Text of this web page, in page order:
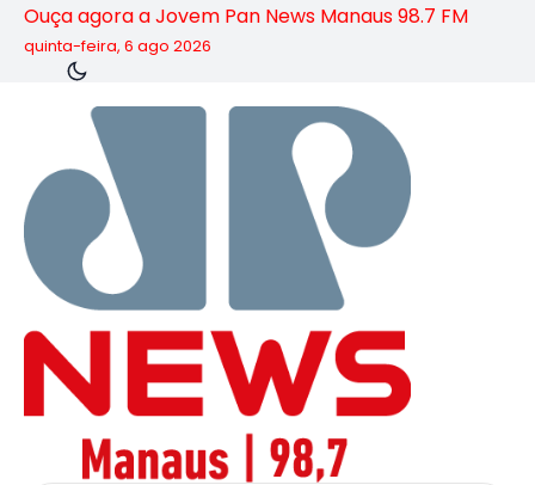
Ouça agora a Jovem Pan News Manaus 98.7 FM
quinta-feira, 6 ago 2026